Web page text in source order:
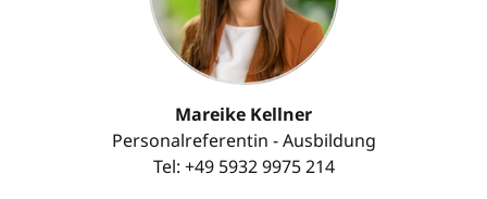
Mareike Kellner
Personalreferentin - Ausbildung
Tel: +49 5932 9975 214